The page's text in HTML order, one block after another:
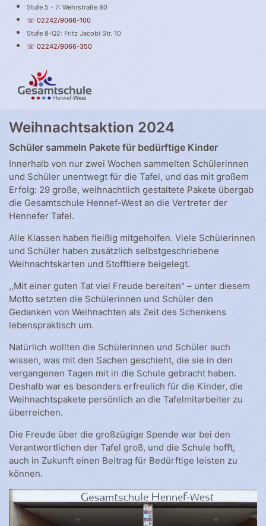
Stufe 5 - 7: Wehrstraße 80
☏ 02242/9066-100
Stufe 8-Q2: Fritz Jacobi Str. 10
☏ 02242/9066-350
Weihnachtsaktion 2024
Schüler sammeln Pakete für bedürftige Kinder
Innerhalb von nur zwei Wochen sammelten Schülerinnen
und Schüler unentwegt für die Tafel, und das mit großem
Erfolg: 29 große, weihnachtlich gestaltete Pakete übergab
die Gesamtschule Hennef-West an die Vertreter der
Hennefer Tafel.
Alle Klassen haben fleißig mitgeholfen. Viele Schülerinnen
und Schüler haben zusätzlich selbstgeschriebene
Weihnachtskarten und Stofftiere beigelegt.
,,Mit einer guten Tat viel Freude bereiten" – unter diesem
Motto setzten die Schülerinnen und Schüler den
Gedanken von Weihnachten als Zeit des Schenkens
lebenspraktisch um.
Natürlich wollten die Schülerinnen und Schüler auch
wissen, was mit den Sachen geschieht, die sie in den
vergangenen Tagen mit in die Schule gebracht haben.
Deshalb war es besonders erfreulich für die Kinder, die
Weihnachtspakete persönlich an die Tafelmitarbeiter zu
überreichen.
Die Freude über die großzügige Spende war bei den
Verantwortlichen der Tafel groß, und die Schule hofft,
auch in Zukunft einen Beitrag für Bedürftige leisten zu
können.